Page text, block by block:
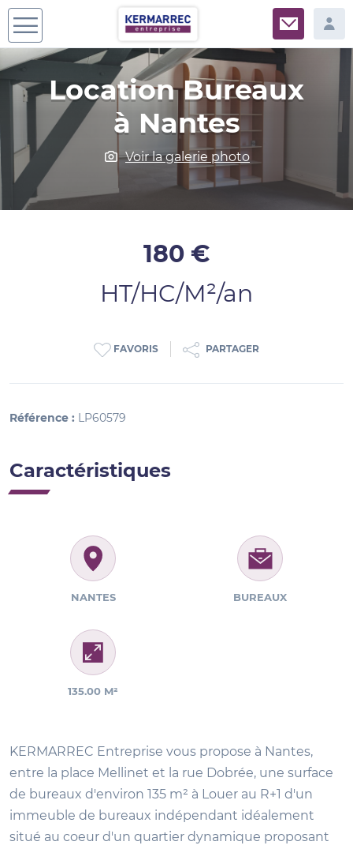
Location Bureaux
à Nantes
Voir la galerie photo
180 €
HT/HC/M²/an
FAVORIS PARTAGER
Référence : LP60579
Caractéristiques
NANTES BUREAUX
135.00 M²
KERMARREC Entreprise vous propose à Nantes,
entre la place Mellinet et la rue Dobrée, une surface
de bureaux d'environ 135 m² à Louer au R+1 d'un
immeuble de bureaux indépendant idéalement
situé au coeur d'un quartier dynamique proposant